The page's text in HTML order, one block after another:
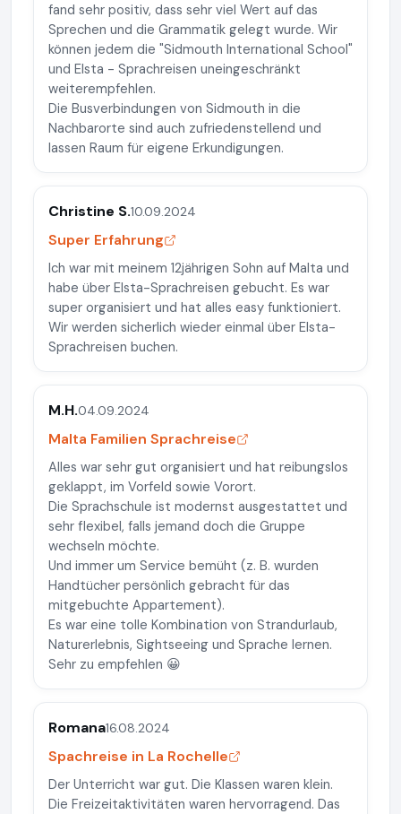
fand sehr positiv, dass sehr viel Wert auf das
Sprechen und die Grammatik gelegt wurde. Wir
können jedem die "Sidmouth International School"
und Elsta - Sprachreisen uneingeschränkt
weiterempfehlen.
Die Busverbindungen von Sidmouth in die
Nachbarorte sind auch zufriedenstellend und
lassen Raum für eigene Erkundigungen.
Christine S.10.09.2024
Super Erfahrung
Ich war mit meinem 12jährigen Sohn auf Malta und
habe über Elsta-Sprachreisen gebucht. Es war
super organisiert und hat alles easy funktioniert.
Wir werden sicherlich wieder einmal über Elsta-
Sprachreisen buchen.
M.H.04.09.2024
Malta Familien Sprachreise
Alles war sehr gut organisiert und hat reibungslos
geklappt, im Vorfeld sowie Vorort.
Die Sprachschule ist modernst ausgestattet und
sehr flexibel, falls jemand doch die Gruppe
wechseln möchte.
Und immer um Service bemüht (z. B. wurden
Handtücher persönlich gebracht für das
mitgebuchte Appartement).
Es war eine tolle Kombination von Strandurlaub,
Naturerlebnis, Sightseeing und Sprache lernen.
Sehr zu empfehlen 😀
Romana16.08.2024
Spachreise in La Rochelle
Der Unterricht war gut. Die Klassen waren klein.
Die Freizeitaktivitäten waren hervorragend. Das